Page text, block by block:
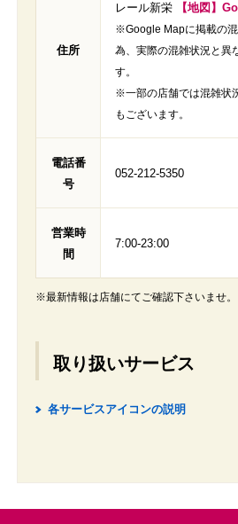
住所
レール新栄
【地図】
※Google Mapに掲載の
為、実際の混雑状況と異
す。
※一部の店舗では混雑状
もございます。
電話番
号
052-212-5350
営業時
間
7:00-23:00
※最新情報は店舗にてご確認下さいませ。
取り扱いサービス
2 各サービスアイコンの説明